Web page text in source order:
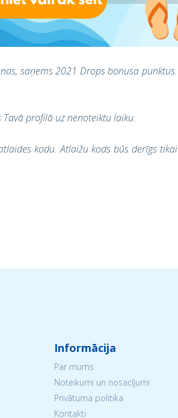
Tās nevar izmantot kopā vai
saņems 2021 Drops bonusa punktus.
profilā uz nenoteiktu laiku.
kodu. Atlaižu kods būs derīgs tikai
Informācija
Par mums
Noteikumi un nosacījumi
Privātuma politika
Kontakti